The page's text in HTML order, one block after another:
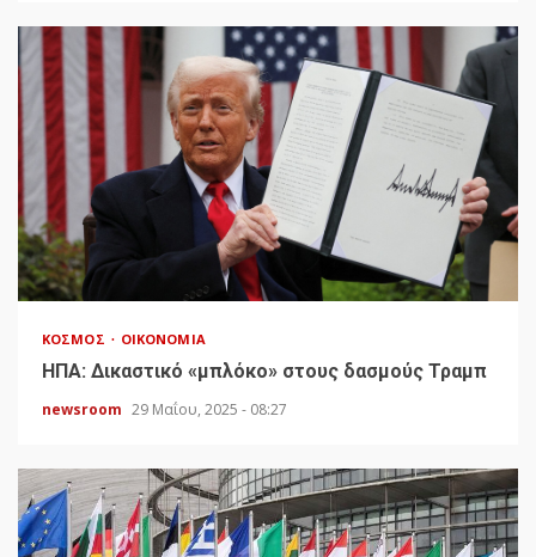
ΚΌΣΜΟΣ ΟΙΚΟΝΟΜΊΑ
HΠΑ: Δικαστικό «μπλόκο» στους δασμούς Τραμπ
newsroom 29 Μαΐου, 2025 - 08:27